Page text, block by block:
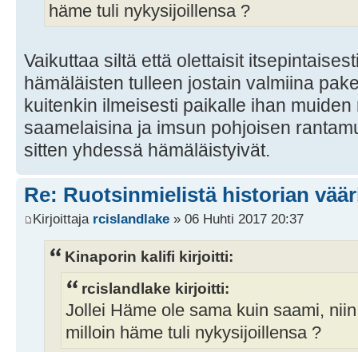
häme tuli nykysijoillensa ?
Vaikuttaa siltä että olettaisit
hämäläisten tulleen jostain valmiina
kuitenkin ilmeisesti paikalle ihan
saamelaisina ja imsun pohjoisen
sitten yhdessä hämäläistyivät.
Re: Ruotsinmielistä historian
Kirjoittaja rcislandlake » 06 Huhti 2017 20:37
Kinaporin kalifi kirjoitti:
rcislandlake kirjoitti:
Jollei Häme ole sama kuin saami,
milloin häme tuli nykysijoillensa ?